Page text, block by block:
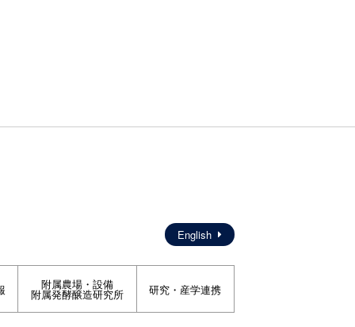
English
附属農場・設備
附属発酵醸造研究所 研究・産学連携